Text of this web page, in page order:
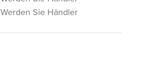
Werden Sie Händler